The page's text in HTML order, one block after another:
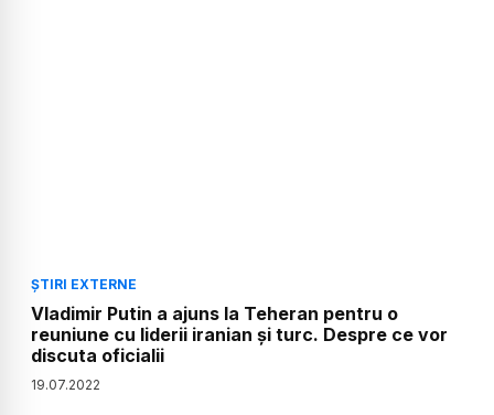
ȘTIRI EXTERNE
Vladimir Putin a ajuns la Teheran pentru o
reuniune cu liderii iranian și turc. Despre ce vor
discuta oficialii
19.07.2022